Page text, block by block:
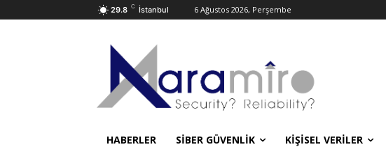
29.8 C İstanbul 6 Ağustos 2026, Perşembe
HABERLER SIBER GÜVENLIK KIŞISEL VERILER